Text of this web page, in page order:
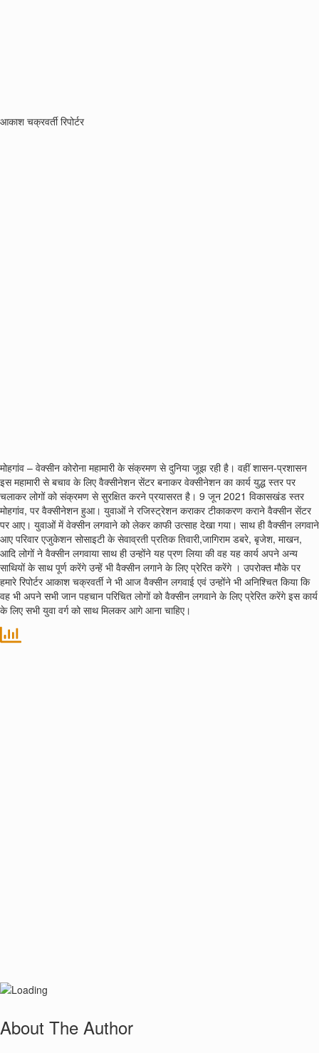
आकाश चक्रवर्ती रिपोर्टर
मोहगांव – वेक्सीन कोरोना महामारी के संक्रमण से दुनिया जूझ रही है। वहीं शासन-प्रशासन
इस महामारी से बचाव के लिए वैक्सीनेशन सेंटर बनाकर वेक्सीनेशन का कार्य युद्ध स्तर पर
चलाकर लोगों को संक्रमण से सुरक्षित करने प्रयासरत है। 9 जून 2021 विकासखंड स्तर
मोहगांव, पर वैक्सीनेशन हुआ। युवाओं ने रजिस्ट्रेशन कराकर टीकाकरण कराने वैक्सीन सेंटर
पर आए। युवाओं में वेक्सीन लगवाने को लेकर काफी उत्साह देखा गया। साथ ही वैक्सीन लगवाने
आए परिवार एजुकेशन सोसाइटी के सेवाव्रती प्रतिक तिवारी,जागिराम डबरे, बृजेश, माखन,
आदि लोगों ने वैक्सीन लगवाया साथ ही उन्होंने यह प्रण लिया की वह यह कार्य अपने अन्य
साथियों के साथ पूर्ण करेंगे उन्हें भी वैक्सीन लगाने के लिए प्रेरित करेंगे । उपरोक्त मौके पर
हमारे रिपोर्टर आकाश चक्रवर्ती ने भी आज वैक्सीन लगवाई एवं उन्होंने भी अनिश्चित किया कि
वह भी अपने सभी जान पहचान परिचित लोगों को वैक्सीन लगवाने के लिए प्रेरित करेंगे इस कार्य
के लिए सभी युवा वर्ग को साथ मिलकर आगे आना चाहिए।
About The Author